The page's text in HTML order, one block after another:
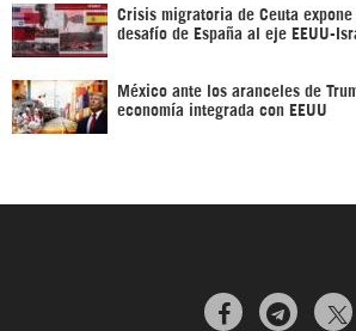
Crisis migratoria de Ceuta
desafío de España al eje EEUU-
México ante los aranceles de
economía integrada con EEUU
